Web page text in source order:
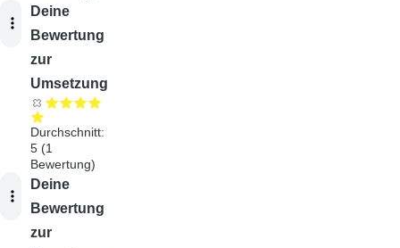
Audiodatei
Deine
Bewertung
zur
Umsetzung
Durchschnitt:
5 (1
Bewertung)
Audiodatei
Deine
Bewertung
zur